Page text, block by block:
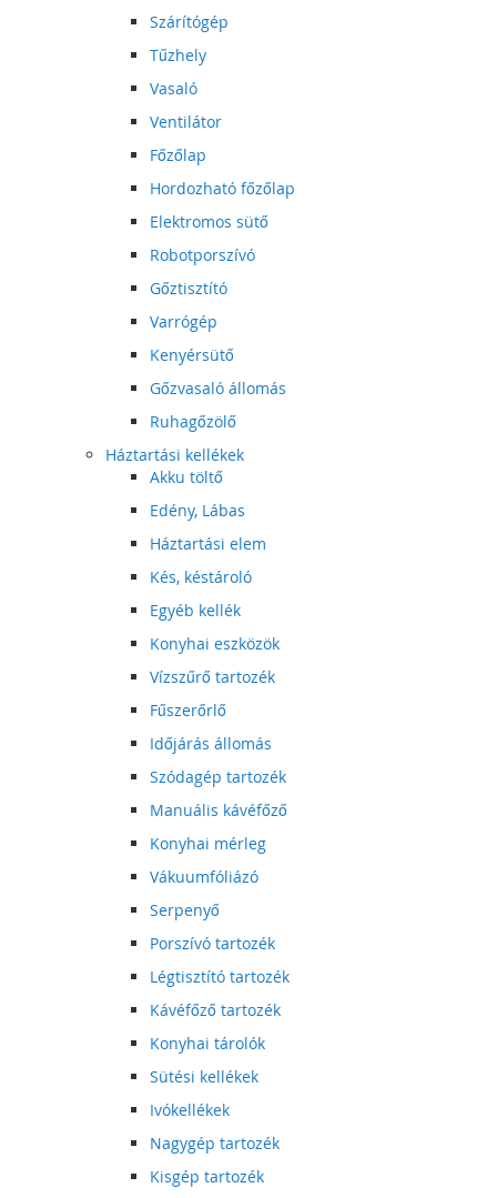
Szárítógép
Tűzhely
Vasaló
Ventilátor
Főzőlap
Hordozható főzőlap
Elektromos sütő
Robotporszívó
Gőztisztító
Varrógép
Kenyérsütő
Gőzvasaló állomás
Ruhagőzölő
Háztartási kellékek
Akku töltő
Edény, Lábas
Háztartási elem
Kés, késtároló
Egyéb kellék
Konyhai eszközök
Vízszűrő tartozék
Fűszerőrlő
Időjárás állomás
Szódagép tartozék
Manuális kávéfőző
Konyhai mérleg
Vákuumfóliázó
Serpenyő
Porszívó tartozék
Légtisztító tartozék
Kávéfőző tartozék
Konyhai tárolók
Sütési kellékek
Ivókellékek
Nagygép tartozék
Kisgép tartozék